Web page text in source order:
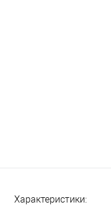
Характеристики: